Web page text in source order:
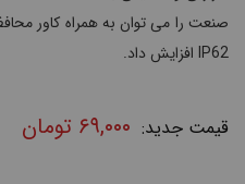
صنعت را می توان به همراه کاور
IP62 افزایش داد.
۶۹,۰۰۰ تومان